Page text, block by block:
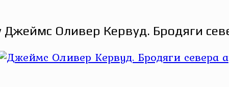
Джеймс Оливер Кервуд. Бродяги